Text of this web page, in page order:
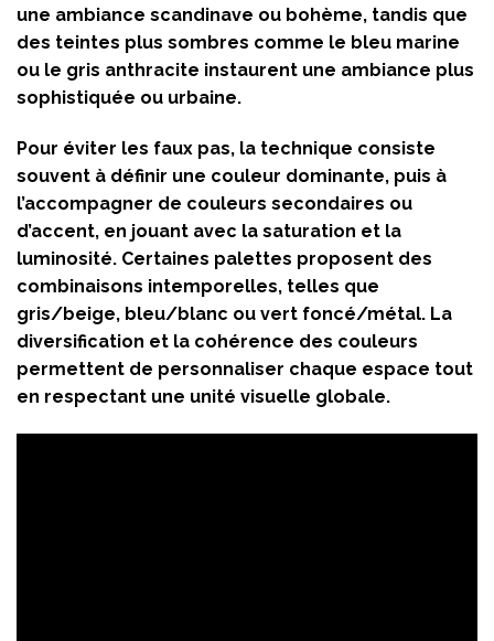
une ambiance scandinave ou bohème, tandis que
des teintes plus sombres comme le bleu marine
ou le gris anthracite instaurent une ambiance plus
sophistiquée ou urbaine.
Pour éviter les faux pas, la technique consiste
souvent à définir une couleur dominante, puis à
l’accompagner de couleurs secondaires ou
d’accent, en jouant avec la saturation et la
luminosité. Certaines palettes proposent des
combinaisons intemporelles, telles que
gris/beige, bleu/blanc ou vert foncé/métal. La
diversification et la cohérence des couleurs
permettent de personnaliser chaque espace tout
en respectant une unité visuelle globale.